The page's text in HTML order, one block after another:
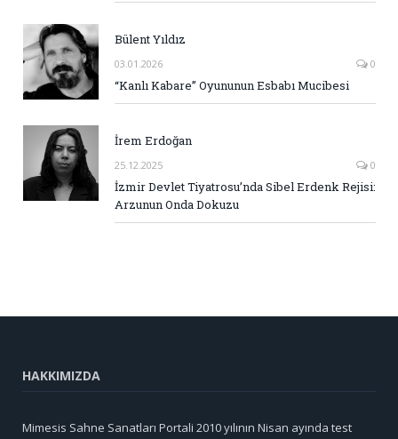
Bülent Yıldız
03.01.2026 0
“Kanlı Kabare” Oyununun Esbabı Mucibesi
İrem Erdoğan
25.12.2025 0
İzmir Devlet Tiyatrosu’nda Sibel Erdenk Rejisi:
Arzunun Onda Dokuzu
HAKKIMIZDA
Mimesis Sahne Sanatları Portali 2010 yılının Nisan ayında test